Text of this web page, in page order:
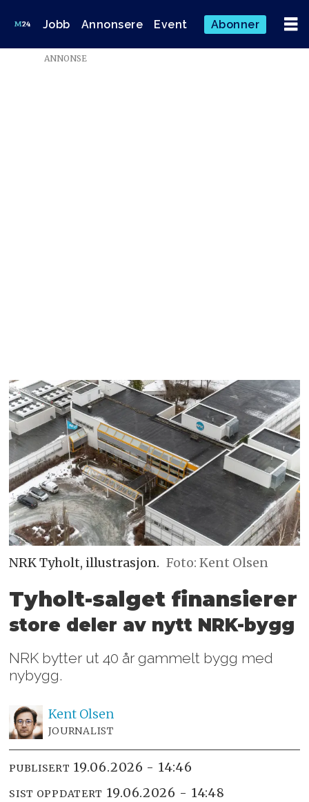
Jobb Annonsere Event Abonner
ANNONSE
NRK Tyholt, illustrasjon. Foto: Kent Olsen
Tyholt-salget finansierer
store deler av nytt NRK-bygg
NRK bytter ut 40 år gammelt bygg med
nybygg.
Kent Olsen
JOURNALIST
PUBLISERT 19.06.2026 - 14:46
SIST OPPDATERT 19.06.2026 - 14:48